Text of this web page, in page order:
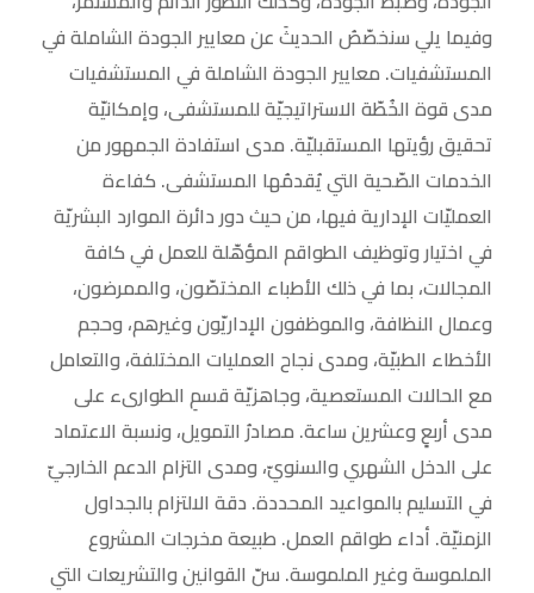
وفيما يلي سنخصّصُ الحديثَ عن معايير الجودة الشاملة في
المستشفيات. معايير الجودة الشاملة في المستشفيات
مدى قوة الخُطّة الاستراتيجيّة للمستشفى، وإمكانيّة
تحقيق رؤيتها المستقبليّة. مدى استفادة الجمهور من
الخدمات الصّحية التي يُقدمُها المستشفى. كفاءة
العمليّات الإدارية فيها، من حيث دور دائرة الموارد البشريّة
في اختيار وتوظيف الطواقم المؤهّلة للعمل في كافة
المجالات، بما في ذلك الأطباء المختصّون، والممرضون،
وعمال النظافة، والموظفون الإداريّون وغيرهم، وحجم
الأخطاء الطبيّة، ومدى نجاح العمليات المختلفة، والتعامل
مع الحالات المستعصية، وجاهزيّة قسمِ الطوارىء على
مدى أربعٍ وعشرين ساعة. مصادرُ التمويل، ونسبة الاعتماد
على الدخل الشهري والسنويّ، ومدى التزام الدعم الخارجيّ
في التسليم بالمواعيد المحددة. دقة الالتزام بالجداول
الزمنيّة. أداء طواقم العمل. طبيعة مخرجات المشروع
الملموسة وغير الملموسة. سنّ القوانين والتشريعات التي